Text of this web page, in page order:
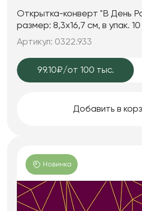
Открытка-конверт "В День
размер: 8,3х16,7 см, в упак.
Артикул: 0322.933
99.10₽/от 100 тыс.
Добавить в
Новинка